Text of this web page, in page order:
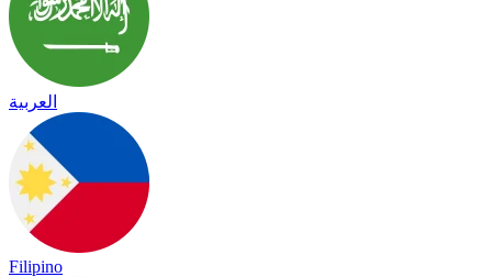
العربية
Filipino